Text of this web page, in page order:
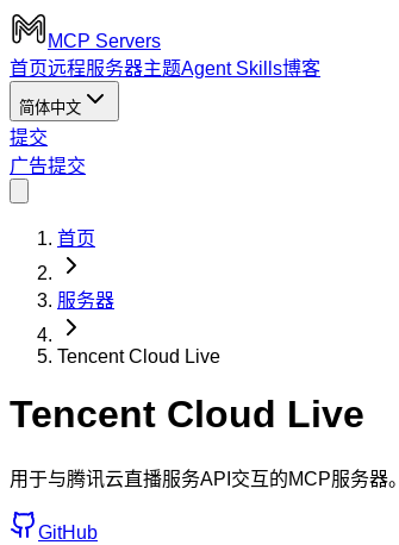
MCP Servers
首页远程服务器主题Agent Skills博客
简体中文
提交
广告提交
首页
服务器
Tencent Cloud Live
Tencent Cloud Live
用于与腾讯云直播服务API交互的MCP服务器。
GitHub